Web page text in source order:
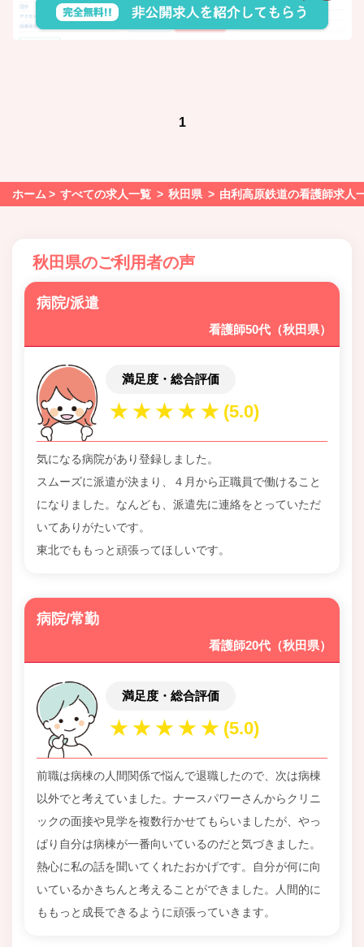
1
ホーム すべての求人一覧 秋田県 由利高原鉄道の看護師求人
秋田県のご利用者の声
病院/派遣
看護師50代（秋田県）
満足度・総合評価
気になる病院があり登録しました。
スムーズに派遣が決まり、４月から正職員で働けること
になりました。なんども、派遣先に連絡をとっていただ
いてありがたいです。
東北でももっと頑張ってほしいです。
病院/常勤
看護師20代（秋田県）
満足度・総合評価
前職は病棟の人間関係で悩んで退職したので、次は病棟
以外でと考えていました。ナースパワーさんからクリニ
ックの面接や見学を複数行かせてもらいましたが、やっ
ぱり自分は病棟が一番向いているのだと気づきました。
熱心に私の話を聞いてくれたおかげです。自分が何に向
いているかきちんと考えることができました。人間的に
ももっと成長できるように頑張っていきます。